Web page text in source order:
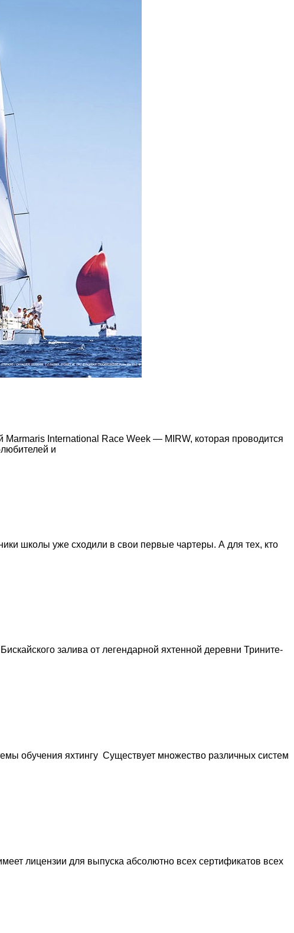
Marmaris International Race Week — MIRW, которая проводится
и
школы уже сходили в свои первые чартеры. А для тех, кто
залива от легендарной яхтенной деревни Трините-
обучения яхтингу Существует множество различных систем
лицензии для выпуска абсолютно всех сертификатов всех